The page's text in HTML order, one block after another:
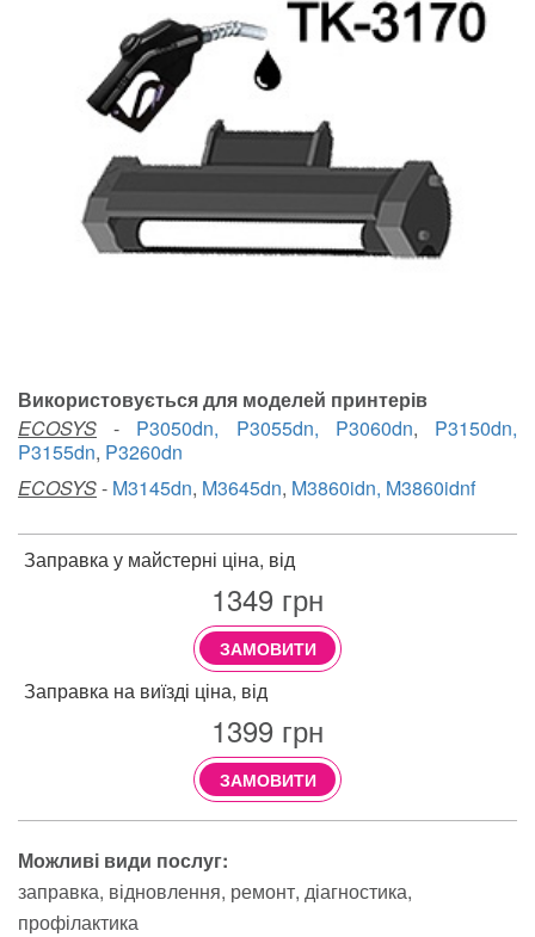
Використовується для моделей принтерів
ECOSYS - P3050dn, P3055dn, P3060dn, P3150dn,
P3155dn, P3260dn
ECOSYS- M3145dn, M3645dn, M3860idn, M3860idnf
Заправка у майстерні ціна, від
1349 грн
ЗАМОВИТИ
Заправка на виїзді ціна, від
1399 грн
ЗАМОВИТИ
Можливі види послуг:
заправка відновлення ремонт діагностика
профілактика